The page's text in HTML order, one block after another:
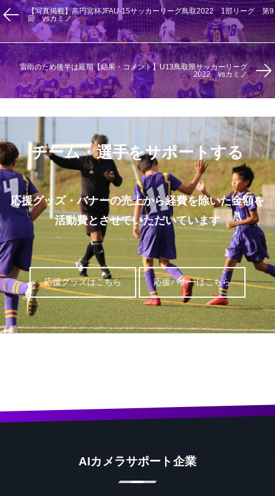
【写真掲載】高円宮杯JFAU-15サッカーリーグ鳥取2022 1部リーグ 第9
節 vsカミノ
雷雨のため後半は延期【結果・コメント】U13鳥取県サッカーリーグ
2022 vsカミノ
チーム・選手をサポートする
応援グッズ・バナーの売上から経費を除いた金額を
活動費とさせていただいています
応援グッズはこちら 応援バナーはこちら
AIカメラサポート企業